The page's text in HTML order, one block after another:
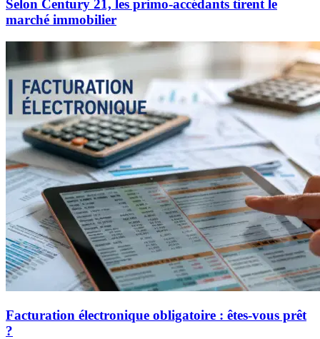
Selon Century 21, les primo-accédants tirent le
marché immobilier
Facturation électronique obligatoire : êtes-vous prêt
?